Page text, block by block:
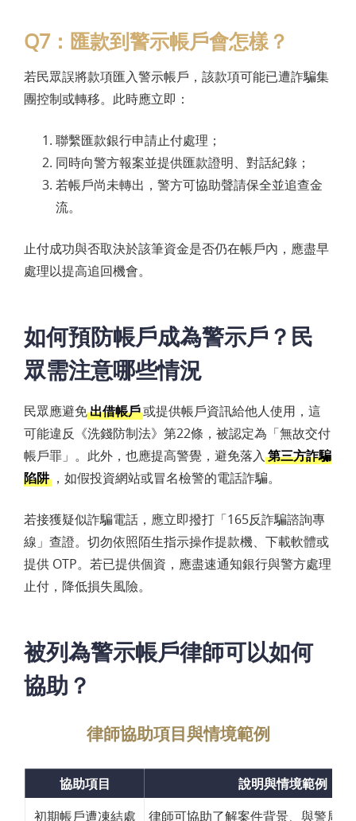
Q7：匯款到警示帳戶會怎樣？
若民眾誤將款項匯入警示帳戶，該款項可能已遭詐騙集
團控制或轉移。此時應立即：
聯繫匯款銀行申請止付處理；
同時向警方報案並提供匯款證明、對話紀錄；
若帳戶尚未轉出，警方可協助聲請保全並追查金
流。
止付成功與否取決於該筆資金是否仍在帳戶內，應盡早
處理以提高追回機會。
如何預防帳戶成為警示戶？民
眾需注意哪些情況
民眾應避免出借帳戶或提供帳戶資訊給他人使用，這
可能違反《洗錢防制法》第22條，被認定為「無故交付
帳戶罪」。此外，也應提高警覺，避免落入 第三方詐騙
陷阱 ，如假投資網站或冒名檢警的電話詐騙。
若接獲疑似詐騙電話，應立即撥打「165反詐騙諮詢專
線」查證。切勿依照陌生指示操作提款機、下載軟體或
提供 OTP。若已提供個資，應盡速通知銀行與警方處理
止付，降低損失風險。
被列為警示帳戶律師可以如何
協助？
律師協助項目與情境範例
協助項目
說明與情境範例
初期帳戶遭凍結處
律師可協助了解案件背景、與警局溝